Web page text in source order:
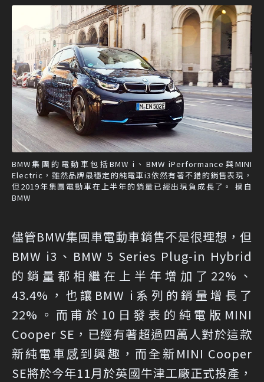
BMW集團的電動車包括BMW i、BMW iPerformance與MINI
Electric，雖然品牌最穩定的純電車i3依然有著不錯的銷售表現，
但2019年集團電動車在上半年的銷量已經出現負成長了。 摘自
BMW
儘管BMW集團車電動車銷售不是很理想，但
BMW i3、BMW 5 Series Plug-in Hybrid
的銷量都相繼在上半年增加了22%、
43.4%，也讓BMW i系列的銷量增長了
22%。而甫於10日發表的純電版MINI
Cooper SE，已經有著超過四萬人對於這款
新純電車感到興趣，而全新MINI Cooper
SE將於今年11月於英國牛津工廠正式投產，